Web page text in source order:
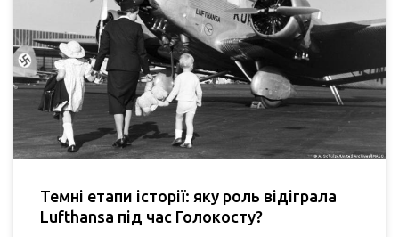
Темні етапи історії: яку роль відіграла
Lufthansa під час Голокосту?